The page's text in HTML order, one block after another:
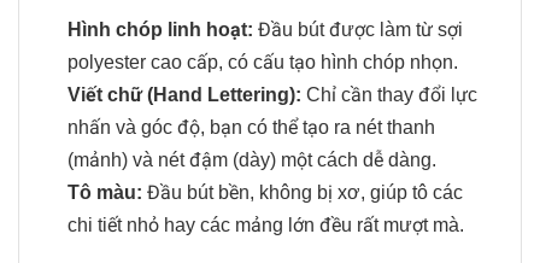
Hình chóp linh hoạt: Đầu bút được làm từ sợi
polyester cao cấp, có cấu tạo hình chóp nhọn.
Viết chữ (Hand Lettering): Chỉ cần thay đổi lực
nhấn và góc độ, bạn có thể tạo ra nét thanh
(mảnh) và nét đậm (dày) một cách dễ dàng.
Tô màu: Đầu bút bền, không bị xơ, giúp tô các
chi tiết nhỏ hay các mảng lớn đều rất mượt mà.